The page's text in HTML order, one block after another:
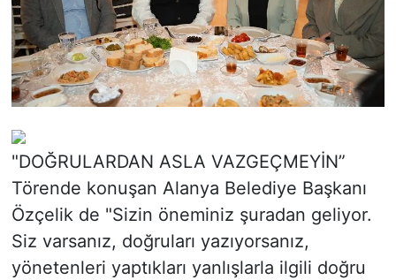
"DOĞRULARDAN ASLA VAZGEÇMEYİN”
Törende konuşan Alanya Belediye Başkanı
Özçelik de "Sizin öneminiz şuradan geliyor.
Siz varsanız, doğruları yazıyorsanız,
yönetenleri yaptıkları yanlışlarla ilgili doğru